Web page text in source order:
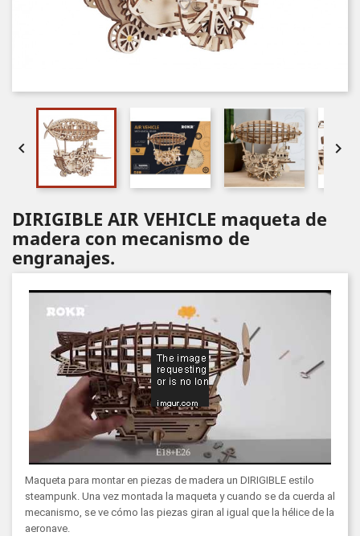
 
DIRIGIBLE AIR VEHICLE maqueta de
madera con mecanismo de
engranajes.
Video
Maqueta para montar en piezas de madera un DIRIGIBLE estilo
steampunk. Una vez montada la maqueta y cuando se da cuerda al
mecanismo, se ve cómo las piezas giran al igual que la hélice de la
aeronave.